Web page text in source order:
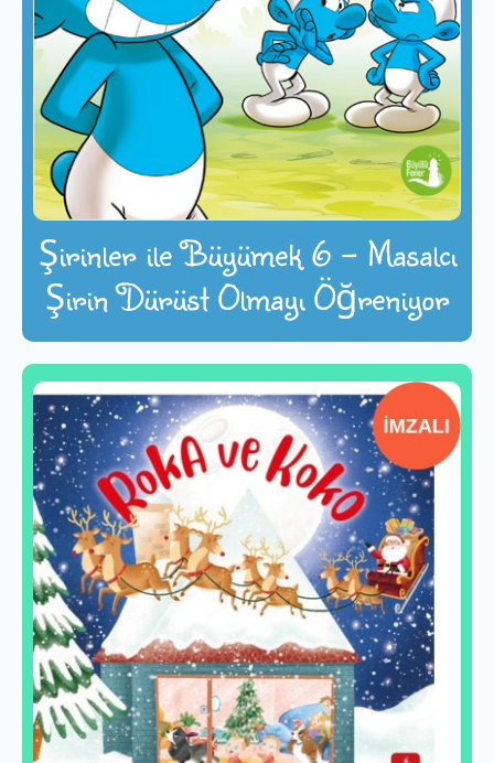
Şirinler ile Büyümek 6 - Masalcı
Şirin Dürüst Olmayı Öğreniyor